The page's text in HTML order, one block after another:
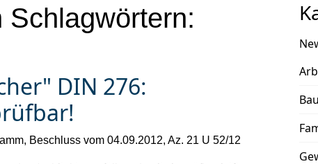
DIN 276:
Beschluss vom 04.09.2012, Az. 21 U 52/12